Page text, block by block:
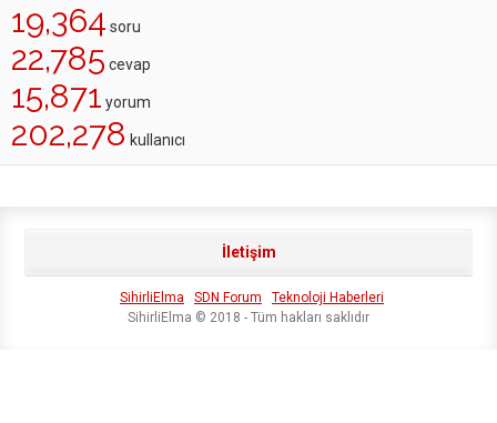
19,364 soru
22,785 cevap
15,871 yorum
202,278 kullanıcı
İletişim
SihirliElma SDN Forum
Teknoloji Haberleri
SihirliElma © 2018 - Tüm hakları saklıdır